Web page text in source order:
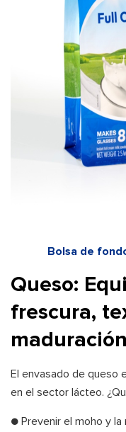
Bolsa de
Queso:
frescura,
maduración
El envasado de queso
en el sector lácteo.
● Prevenir el moho y la